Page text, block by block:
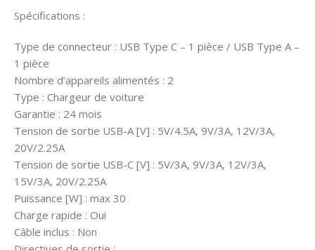
Spécifications :
Type de connecteur : USB Type C – 1 pièce / USB Type A –
1 pièce
Nombre d’appareils alimentés : 2
Type : Chargeur de voiture
Garantie : 24 mois
Tension de sortie USB-A [V] : 5V/4.5A, 9V/3A, 12V/3A,
20V/2.25A
Tension de sortie USB-C [V] : 5V/3A, 9V/3A, 12V/3A,
15V/3A, 20V/2.25A
Puissance [W] : max 30
Charge rapide : Oui
Câble inclus : Non